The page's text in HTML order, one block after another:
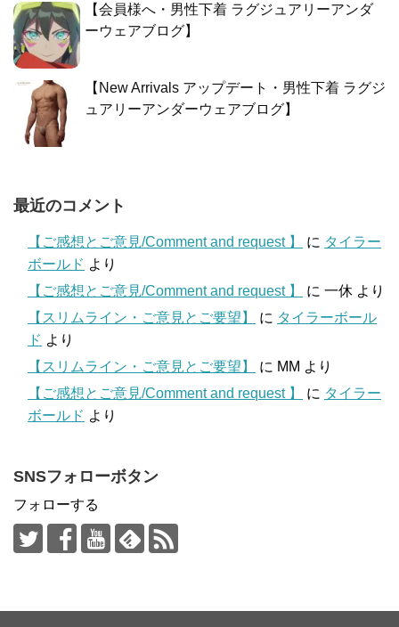
【会員様へ・男性下着 ラグジュアリーアンダ
ーウェアブログ】
【New Arrivals アップデート・男性下着 ラグジ
ュアリーアンダーウェアブログ】
最近のコメント
【ご感想とご意見/Comment and request 】 に タイラー
ボールド より
【ご感想とご意見/Comment and request 】
に 一休 より
【スリムライン・ご意見とご要望】
に タイラーボール
ド より
【スリムライン・ご意見とご要望】
に MM より
【ご感想とご意見/Comment and request 】
に タイラー
ボールド より
SNSフォローボタン
フォローする